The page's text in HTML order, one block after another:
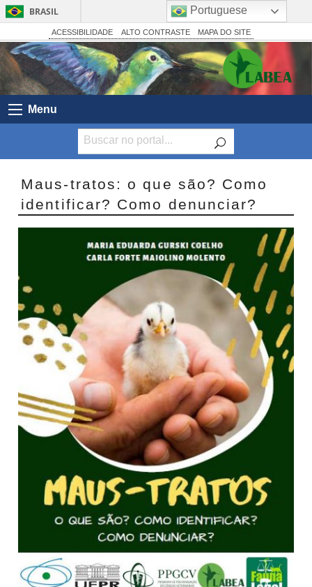
BRASIL
Simplifique!
Comunica BR
Participe
Legislação
Canais
ACESSIBILIDADE ALTO CONTRASTE MAPA DO SITE
Menu
Maus-tratos: o que são? Como
identificar? Como denunciar?
Portuguese